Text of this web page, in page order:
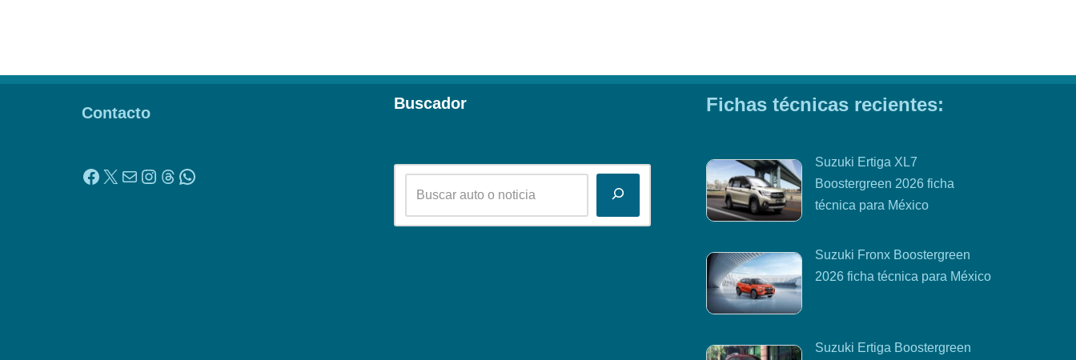
Contacto
Buscador Fichas técnicas recientes:
Suzuki Ertiga XL7
Boostergreen 2026 ficha
técnica para México
Suzuki Fronx Boostergreen
2026 ficha técnica para México
Suzuki Ertiga Boostergreen